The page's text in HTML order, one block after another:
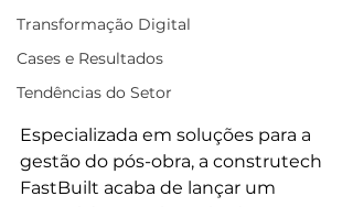
Transformação Digital
Cases e Resultados
Tendências do Setor
Especializada em soluções para a
gestão do pós-obra, a construtech
FastBuilt acaba de lançar um